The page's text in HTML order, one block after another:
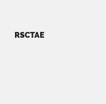
RSCTAE